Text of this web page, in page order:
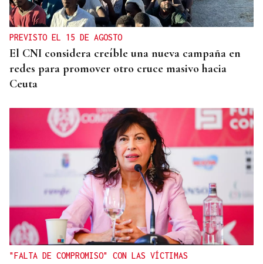
PREVISTO EL 15 DE AGOSTO
El CNI considera creíble una nueva campaña en
redes para promover otro cruce masivo hacia
Ceuta
"FALTA DE COMPROMISO" CON LAS VÍCTIMAS